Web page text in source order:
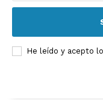
He leído y acepto